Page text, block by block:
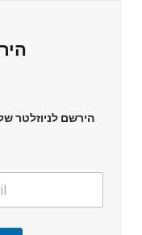
הירשם לניוזלטר